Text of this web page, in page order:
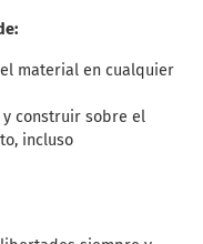
material en cualquier
construir sobre el
incluso